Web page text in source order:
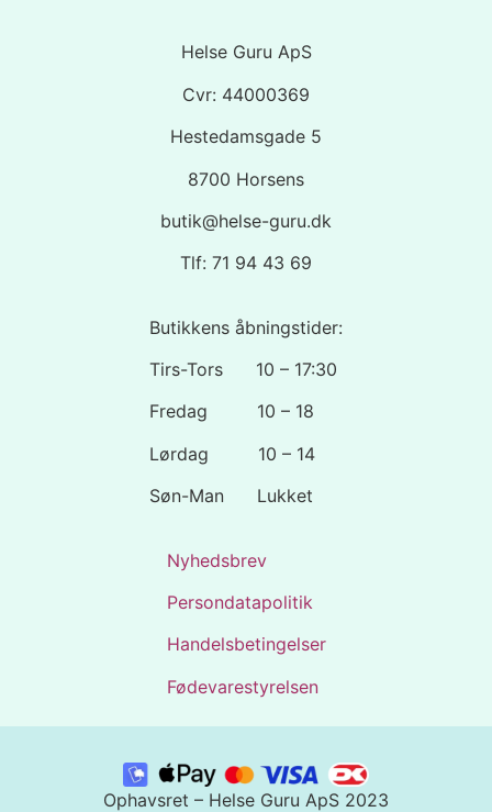
Helse Guru ApS
Cvr: 44000369
Hestedamsgade 5
8700 Horsens
butik@helse-guru.dk
Tlf: 71 94 43 69
Butikkens åbningstider:
Tirs-Tors 10 – 17:30
Fredag 10 – 18
Lørdag 10 – 14
Søn-Man Lukket
Nyhedsbrev
Persondatapolitik
Handelsbetingelser
Fødevarestyrelsen
Ophavsret – Helse Guru ApS 2023